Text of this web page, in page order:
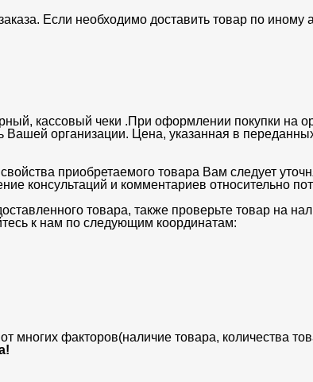
Если необходимо доставить товар по
кассовый чеки .При оформлении покупки на
Вашей организации. Цена, указанная в
приобретаемого товара Вам следует
консультаций и комментариев относительно
товара, также проверьте товар на
к нам по следующим координатам:
многих факторов(наличие товара, количества